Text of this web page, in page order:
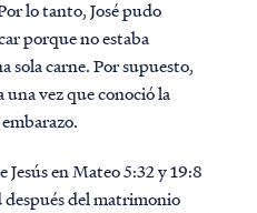
lo tanto, José pudo
porque no estaba
sola carne. Por supuesto,
una vez que conoció la
en Mateo 5:32 y 19:8
del matrimonio